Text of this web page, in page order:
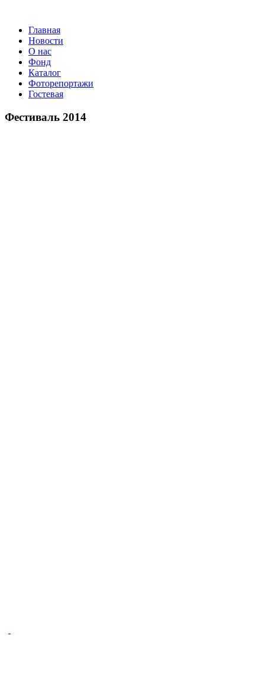
Главная
Новости
О нас
Фонд
Каталог
Фоторепортажи
Гостевая
Фестиваль 2014